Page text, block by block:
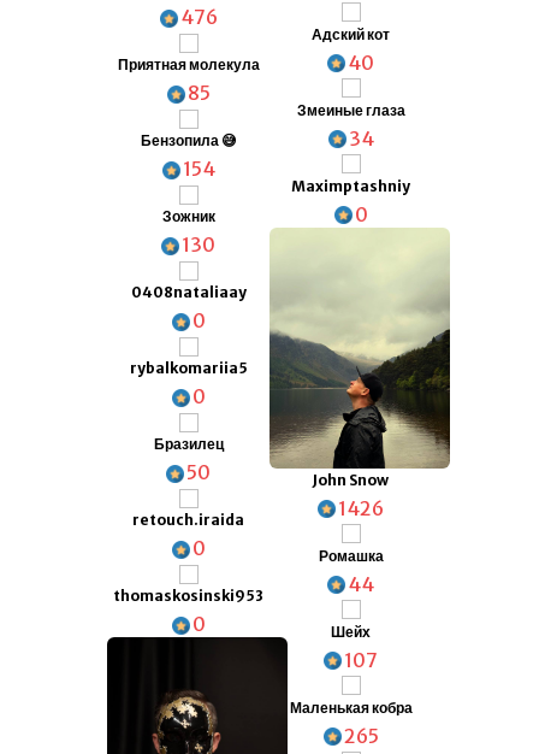
476
Приятная молекула
85
Бензопила 😅
154
Зожник
130
0408nataliaay
0
rybalkomariia5
0
Бразилец
50
retouch.iraida
0
thomaskosinski953
0
Адский кот
40
Змеиные глаза
34
Maximptashniy
0
John Snow
1426
Ромашка
44
Шейх
107
Маленькая кобра
265